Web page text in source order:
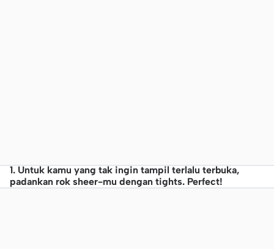
1. Untuk kamu yang tak ingin tampil terlalu terbuka,
padankan rok sheer-mu dengan tights. Perfect!